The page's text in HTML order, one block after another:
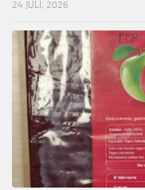
24 JULI, 2026